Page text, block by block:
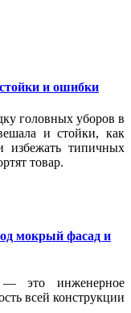
и ошибки
головных уборов в
и стойки, как
избежать типичных
товар.
мокрый фасад и
— это инженерное
всей конструкции